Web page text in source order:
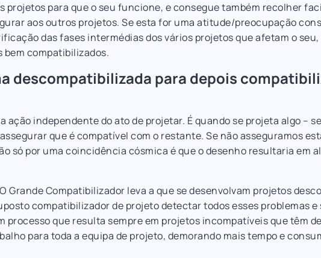
projetos para que o seu funcione, e consegue também recolher
aos outros projetos. Se esta for uma atitude/preocupação
das fases intermédias dos vários projetos que afetam o
compatibilizados.
descompatibilizada para depois
ação independente do ato de projetar. É quando se projeta algo –
que é compatível com o restante. Se não asseguramos
só por uma coincidência cósmica é que o desenho resultaria em
Grande Compatibilizador leva a que se desenvolvam projetos
compatibilizador de projeto detectar todos esses problemas
processo que resulta sempre em projetos incompatíveis que têm
para toda a equipa de projeto, demorando mais tempo e